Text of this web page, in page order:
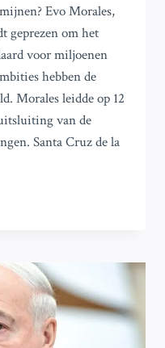
Evo Morales,
geprezen om het
voor miljoenen
hebben de
Morales leidde op 12
van de
Santa Cruz de la